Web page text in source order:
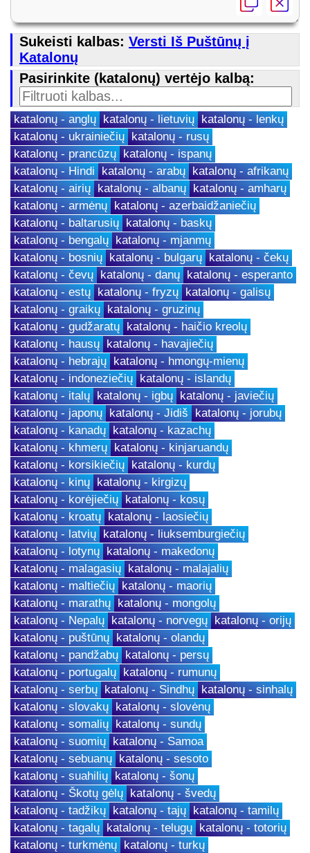
Sukeisti kalbas: Versti Iš Puštūnų į
Katalonų
Pasirinkite (katalonų) vertėjo kalbą:
katalonų - anglų katalonų - lietuvių katalonų - lenkų
katalonų - ukrainiečių katalonų - rusų
katalonų - prancūzų katalonų - ispanų
katalonų - Hindi katalonų - arabų katalonų - afrikanų
katalonų - airių katalonų - albanų katalonų - amharų
katalonų - armėnų katalonų - azerbaidžaniečių
katalonų - baltarusių katalonų - baskų
katalonų - bengalų katalonų - mjanmų
katalonų - bosnių katalonų - bulgarų katalonų - čekų
katalonų - čevų katalonų - danų katalonų - esperanto
katalonų - estų katalonų - fryzų katalonų - galisų
katalonų - graikų katalonų - gruzinų
katalonų - gudžaratų katalonų - haičio kreolų
katalonų - hausų katalonų - havajiečių
katalonų - hebrajų katalonų - hmongų-mienų
katalonų - indoneziečių katalonų - islandų
katalonų - italų katalonų - igbų katalonų - javiečių
katalonų - japonų katalonų - Jidiš katalonų - jorubų
katalonų - kanadų katalonų - kazachų
katalonų - khmerų katalonų - kinjaruandų
katalonų - korsikiečių katalonų - kurdų
katalonų - kinų katalonų - kirgizų
katalonų - korėjiečių katalonų - kosų
katalonų - kroatų katalonų - laosiečių
katalonų - latvių katalonų - liuksemburgiečių
katalonų - lotynų katalonų - makedonų
katalonų - malagasių katalonų - malajalių
katalonų - maltiečių katalonų - maorių
katalonų - marathų katalonų - mongolų
katalonų - Nepalų katalonų - norvegų katalonų - orijų
katalonų - puštūnų katalonų - olandų
katalonų - pandžabų katalonų - persų
katalonų - portugalų katalonų - rumunų
katalonų - serbų katalonų - Sindhų katalonų - sinhalų
katalonų - slovakų katalonų - slovėnų
katalonų - somalių katalonų - sundų
katalonų - suomių katalonų - Samoa
katalonų - sebuanų katalonų - sesoto
katalonų - suahilių katalonų - šonų
katalonų - Škotų gėlų katalonų - švedų
katalonų - tadžikų katalonų - tajų katalonų - tamilų
katalonų - tagalų katalonų - telugų katalonų - totorių
katalonų - turkmėnų katalonų - turkų